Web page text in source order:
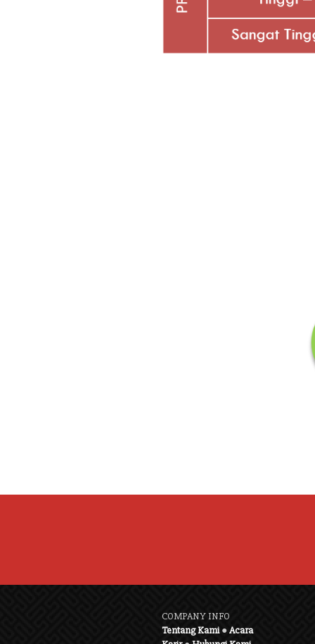
COMPANY INFO
Tentang Kami●Acara